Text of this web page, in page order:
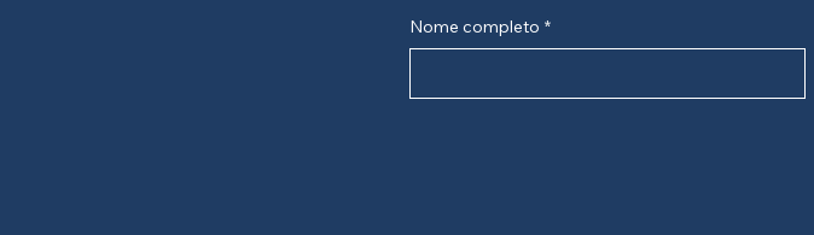
Nome completo *